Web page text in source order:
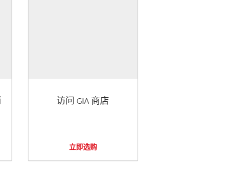
访问 GIA 商店
立即选购